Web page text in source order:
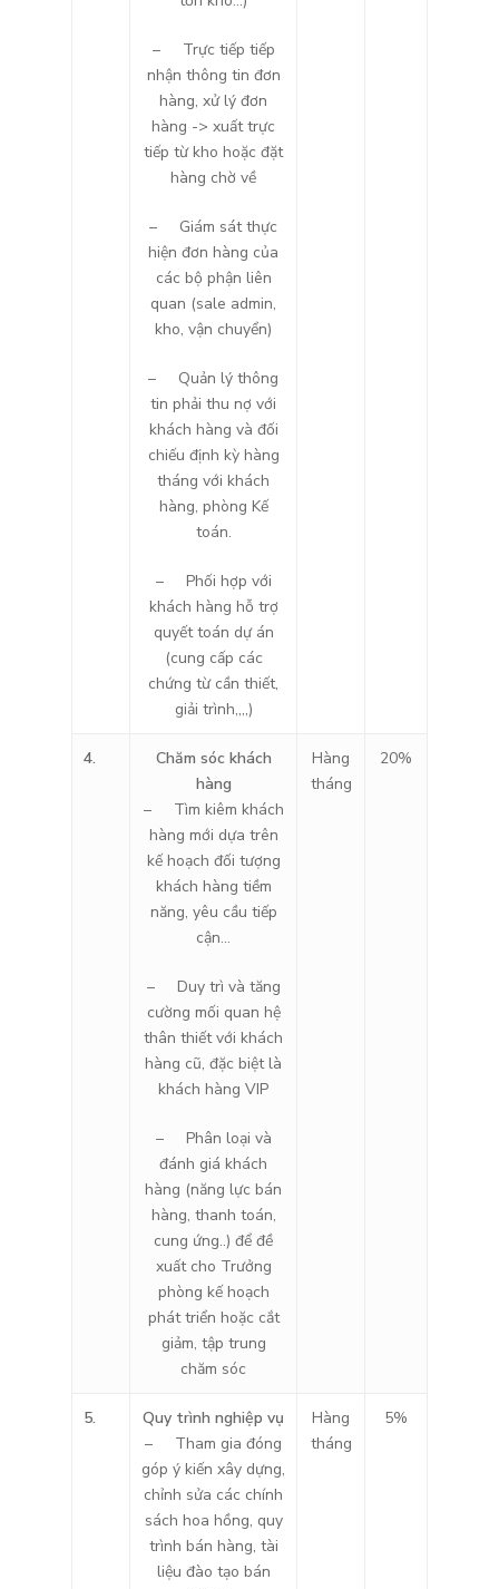
– Trực tiếp tiếp
nhận thông tin đơn
hàng, xử lý đơn
hàng -> xuất trực
tiếp từ kho hoặc đặt
hàng chờ về
– Giám sát thực
hiện đơn hàng của
các bộ phận liên
quan (sale admin,
kho, vận chuyển)
– Quản lý thông
tin phải thu nợ với
khách hàng và đối
chiếu định kỳ hàng
tháng với khách
hàng, phòng Kế
toán.
– Phối hợp với
khách hàng hỗ trợ
quyết toán dự án
(cung cấp các
chứng từ cần thiết,
giải trình,,,,)
4.
Chăm sóc khách
hàng
– Tìm kiêm khách
hàng mới dựa trên
kế hoạch đối tượng
khách hàng tiềm
năng, yêu cầu tiếp
cận…
– Duy trì và tăng
cường mối quan hệ
thân thiết với khách
hàng cũ, đặc biệt là
khách hàng VIP
– Phân loại và
đánh giá khách
hàng (năng lực bán
hàng, thanh toán,
cung ứng..) để đề
xuất cho Trưởng
phòng kế hoạch
phát triển hoặc cắt
giảm, tập trung
chăm sóc
Hàng
tháng
20%
5.
Quy trình nghiệp vụ
– Tham gia đóng
góp ý kiến xây dựng,
chỉnh sửa các chính
sách hoa hồng, quy
trình bán hàng, tài
liệu đào tạo bán
Hàng
tháng
5%